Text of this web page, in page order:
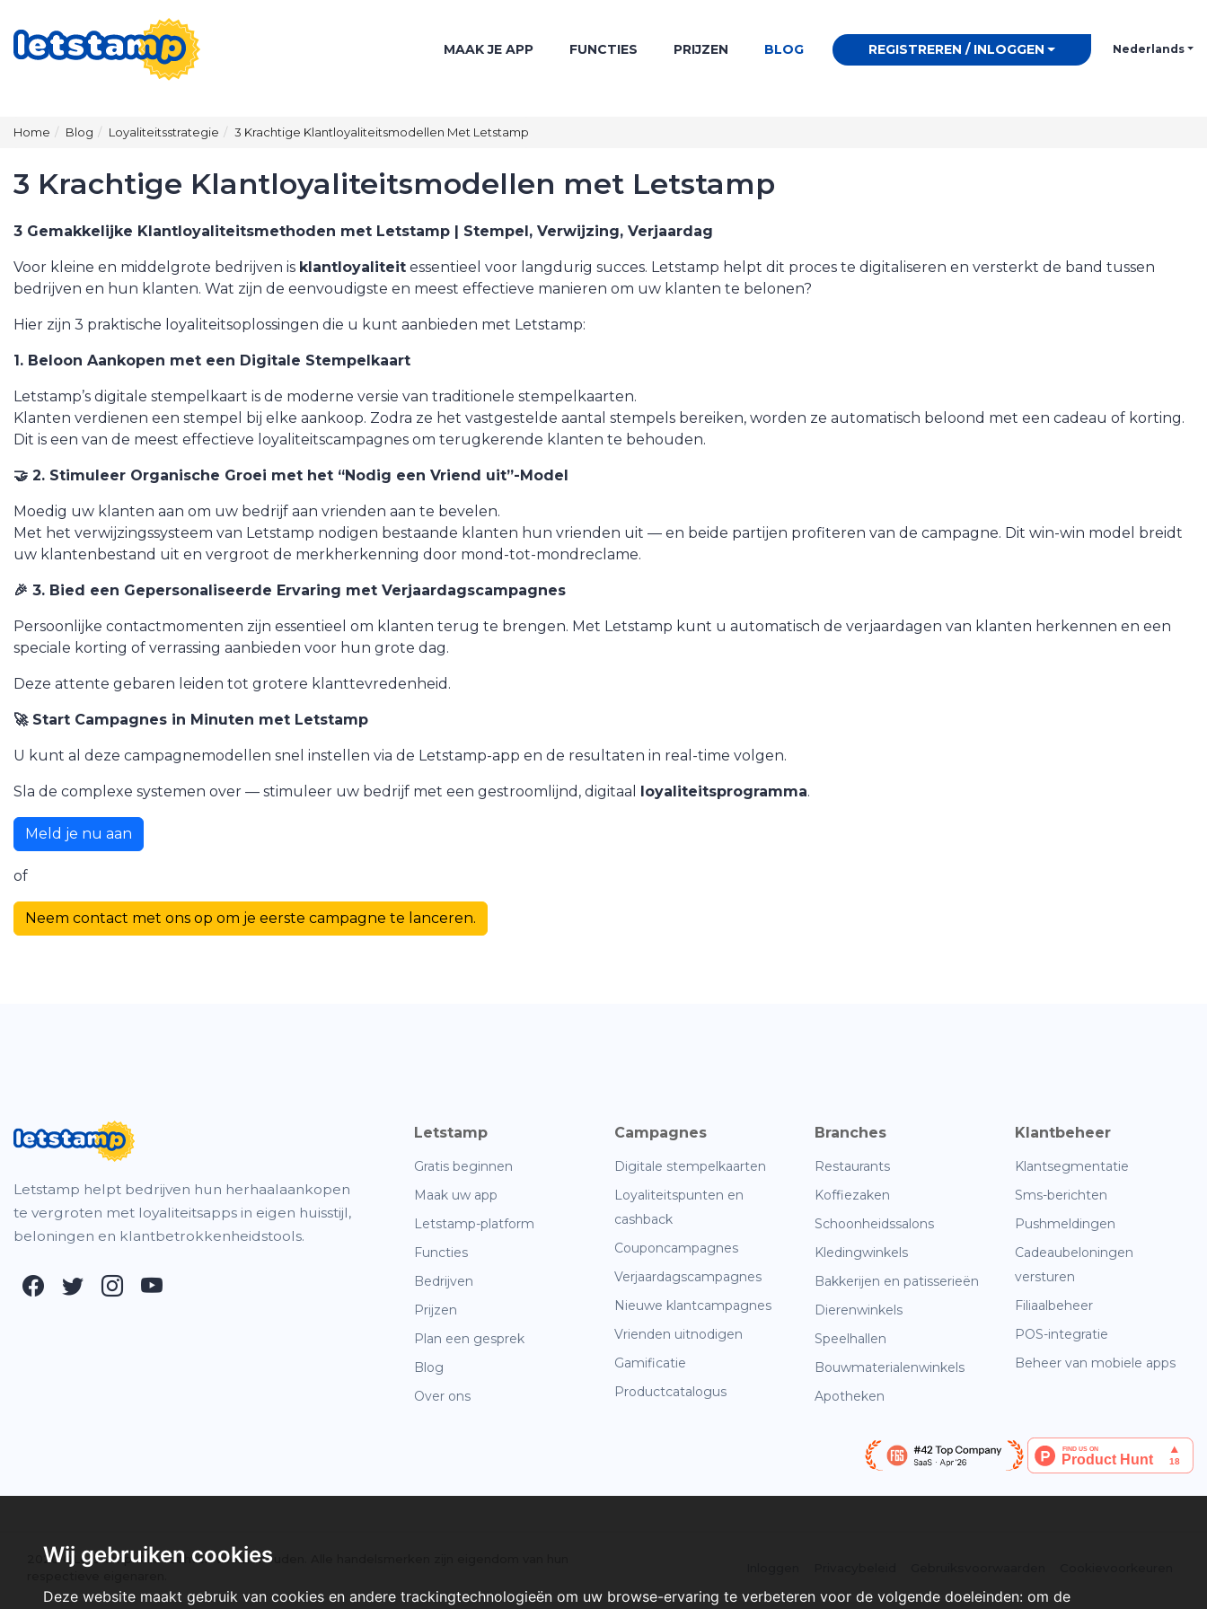
Wij gebruiken cookies
Deze website maakt gebruik van cookies en andere trackingtechnologieën om uw browse-ervaring te verbeteren voor de volgende doeleinden: om de
Nederlands
MAAK JE APP FUNCTIES PRIJZEN BLOG REGISTREREN / INLOGGEN
Home Blog Loyaliteitsstrategie 3 Krachtige Klantloyaliteitsmodellen Met Letstamp
3 Krachtige Klantloyaliteitsmodellen met Letstamp
3 Gemakkelijke Klantloyaliteitsmethoden met Letstamp | Stempel, Verwijzing, Verjaardag
Voor kleine en middelgrote bedrijven is klantloyaliteit essentieel voor langdurig succes. Letstamp helpt dit proces te digitaliseren en versterkt de band tussen
bedrijven en hun klanten. Wat zijn de eenvoudigste en meest effectieve manieren om uw klanten te belonen?
Hier zijn 3 praktische loyaliteitsoplossingen die u kunt aanbieden met Letstamp:
1. Beloon Aankopen met een Digitale Stempelkaart
Letstamp’s digitale stempelkaart is de moderne versie van traditionele stempelkaarten.
Klanten verdienen een stempel bij elke aankoop. Zodra ze het vastgestelde aantal stempels bereiken, worden ze automatisch beloond met een cadeau of korting.
Dit is een van de meest effectieve loyaliteitscampagnes om terugkerende klanten te behouden.
🤝 2. Stimuleer Organische Groei met het “Nodig een Vriend uit”-Model
Moedig uw klanten aan om uw bedrijf aan vrienden aan te bevelen.
Met het verwijzingssysteem van Letstamp nodigen bestaande klanten hun vrienden uit — en beide partijen profiteren van de campagne. Dit win-win model breidt
uw klantenbestand uit en vergroot de merkherkenning door mond-tot-mondreclame.
🎉 3. Bied een Gepersonaliseerde Ervaring met Verjaardagscampagnes
Persoonlijke contactmomenten zijn essentieel om klanten terug te brengen. Met Letstamp kunt u automatisch de verjaardagen van klanten herkennen en een
speciale korting of verrassing aanbieden voor hun grote dag.
Deze attente gebaren leiden tot grotere klanttevredenheid.
🚀 Start Campagnes in Minuten met Letstamp
U kunt al deze campagnemodellen snel instellen via de Letstamp-app en de resultaten in real-time volgen.
Sla de complexe systemen over — stimuleer uw bedrijf met een gestroomlijnd, digitaal loyaliteitsprogramma.
Meld je nu aan
of
Neem contact met ons op om je eerste campagne te lanceren.
Letstamp helpt bedrijven hun herhaalaankopen
te vergroten met loyaliteitsapps in eigen huisstijl,
beloningen en klantbetrokkenheidstools.
Letstamp
Gratis beginnen
Maak uw app
Letstamp-platform
Functies
Bedrijven
Prijzen
Plan een gesprek
Blog
Over ons
Campagnes
Digitale stempelkaarten
Loyaliteitspunten en
cashback
Couponcampagnes
Verjaardagscampagnes
Nieuwe klantcampagnes
Vrienden uitnodigen
Gamificatie
Productcatalogus
Branches
Restaurants
Koffiezaken
Schoonheidssalons
Kledingwinkels
Bakkerijen en patisserieën
Dierenwinkels
Speelhallen
Bouwmaterialenwinkels
Apotheken
Klantbeheer
Klantsegmentatie
Sms-berichten
Pushmeldingen
Cadeaubeloningen
versturen
Filiaalbeheer
POS-integratie
Beheer van mobiele apps
2026 ©Letstamp. Alle rechten voorbehouden. Alle handelsmerken zijn eigendom van hun